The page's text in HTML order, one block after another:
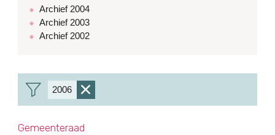
Archief 2004
Archief 2003
Archief 2002
verwijder
2006
Gemeenteraad